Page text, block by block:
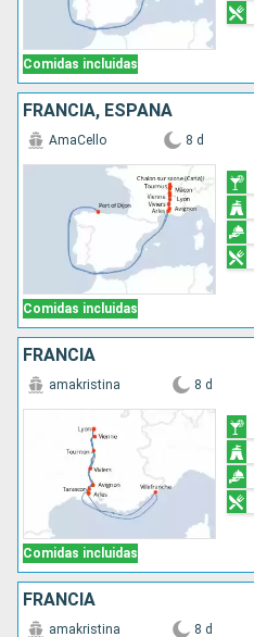
Comidas incluidas
FRANCIA, ESPAÑA
Comidas incluidas
AmaCello 8 d
FRANCIA
Comidas incluidas
amakristina 8 d
FRANCIA
amakristina 8 d